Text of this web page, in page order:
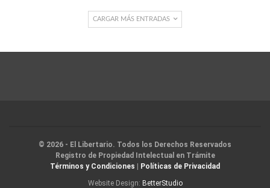
CARGAR MÁS ENTRADAS
© 2026 - El Libertario. Todos los Derechos Reservados
Registro de Propiedad Intelectual en Trámite
Términos y Condiciones | Políticas de Privacidad
Website Design: BetterStudio